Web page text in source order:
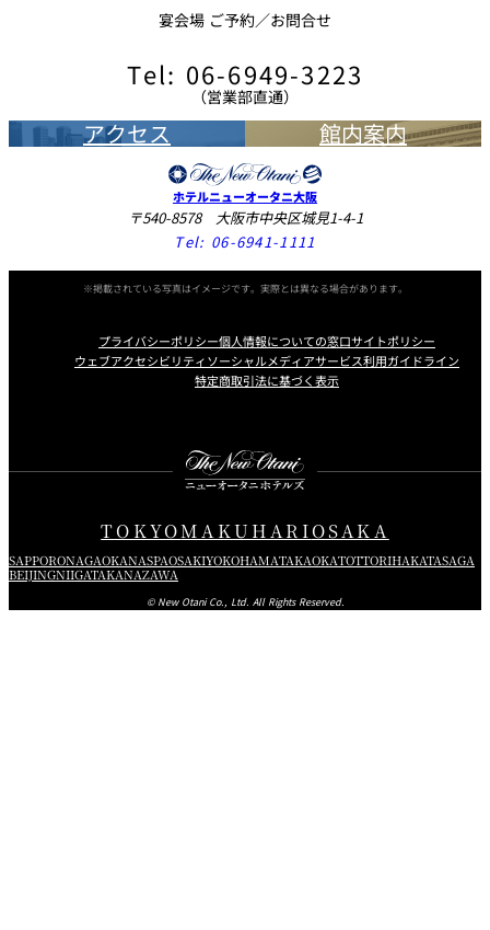
宴会場 ご予約／お問合せ
Tel: 06-6949-3223
（営業部直通）
アクセス 館内案内
ホテルニューオータニ大阪
〒540-8578 大阪市中央区城見1-4-1
Tel: 06-6941-1111
※掲載されている写真はイメージです。実際とは異なる場合があります。
プライバシーポリシー個人情報についての窓口サイトポリシー
ウェブアクセシビリティソーシャルメディアサービス利用ガイドライン
特定商取引法に基づく表示
TOKYOMAKUHARIOSAKA
SAPPORONAGAOKANASPAOSAKIYOKOHAMATAKAOKATOTTORIHAKATASAGA
BEIJINGNIIGATAKANAZAWA
© New Otani Co., Ltd. All Rights Reserved.